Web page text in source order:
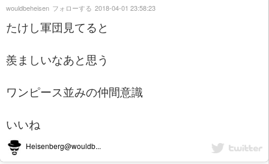
たけし軍団見てると
羨ましいなあと思う
ワンピース並みの仲間意識
いいね
Heisenberg@wouldb...
wouldbeheisen フォローする 2018-04-01 23:58:23